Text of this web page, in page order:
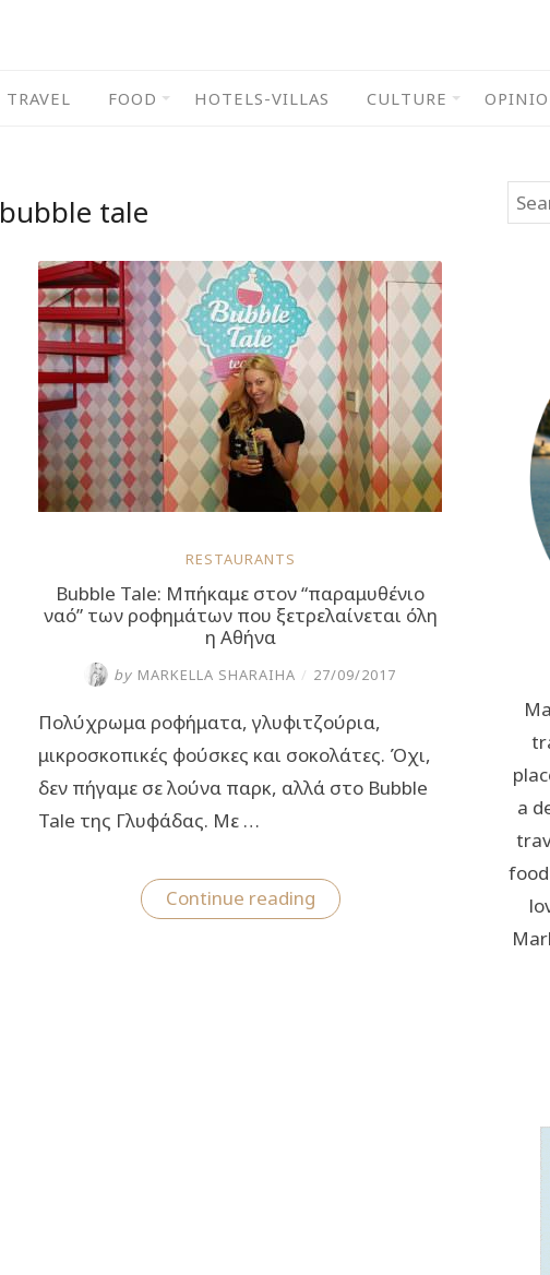
TRAVEL FOOD HOTELS-VILLAS CULTURE
bubble tale
RESTAURANTS
Bubble Tale: Μπήκαμε στον “παραμυθένιο
ναό” των ροφημάτων που ξετρελαίνεται όλη
η Αθήνα
by MARKELLA SHARAIHA / 27/09/2017
Πολύχρωμα ροφήματα, γλυφιτζούρια,
μικροσκοπικές φούσκες και σοκολάτες. Όχι,
δεν πήγαμε σε λούνα παρκ, αλλά στο Bubble
Tale της Γλυφάδας. Με …
Continue reading“Bubble
Tale:
for:
a